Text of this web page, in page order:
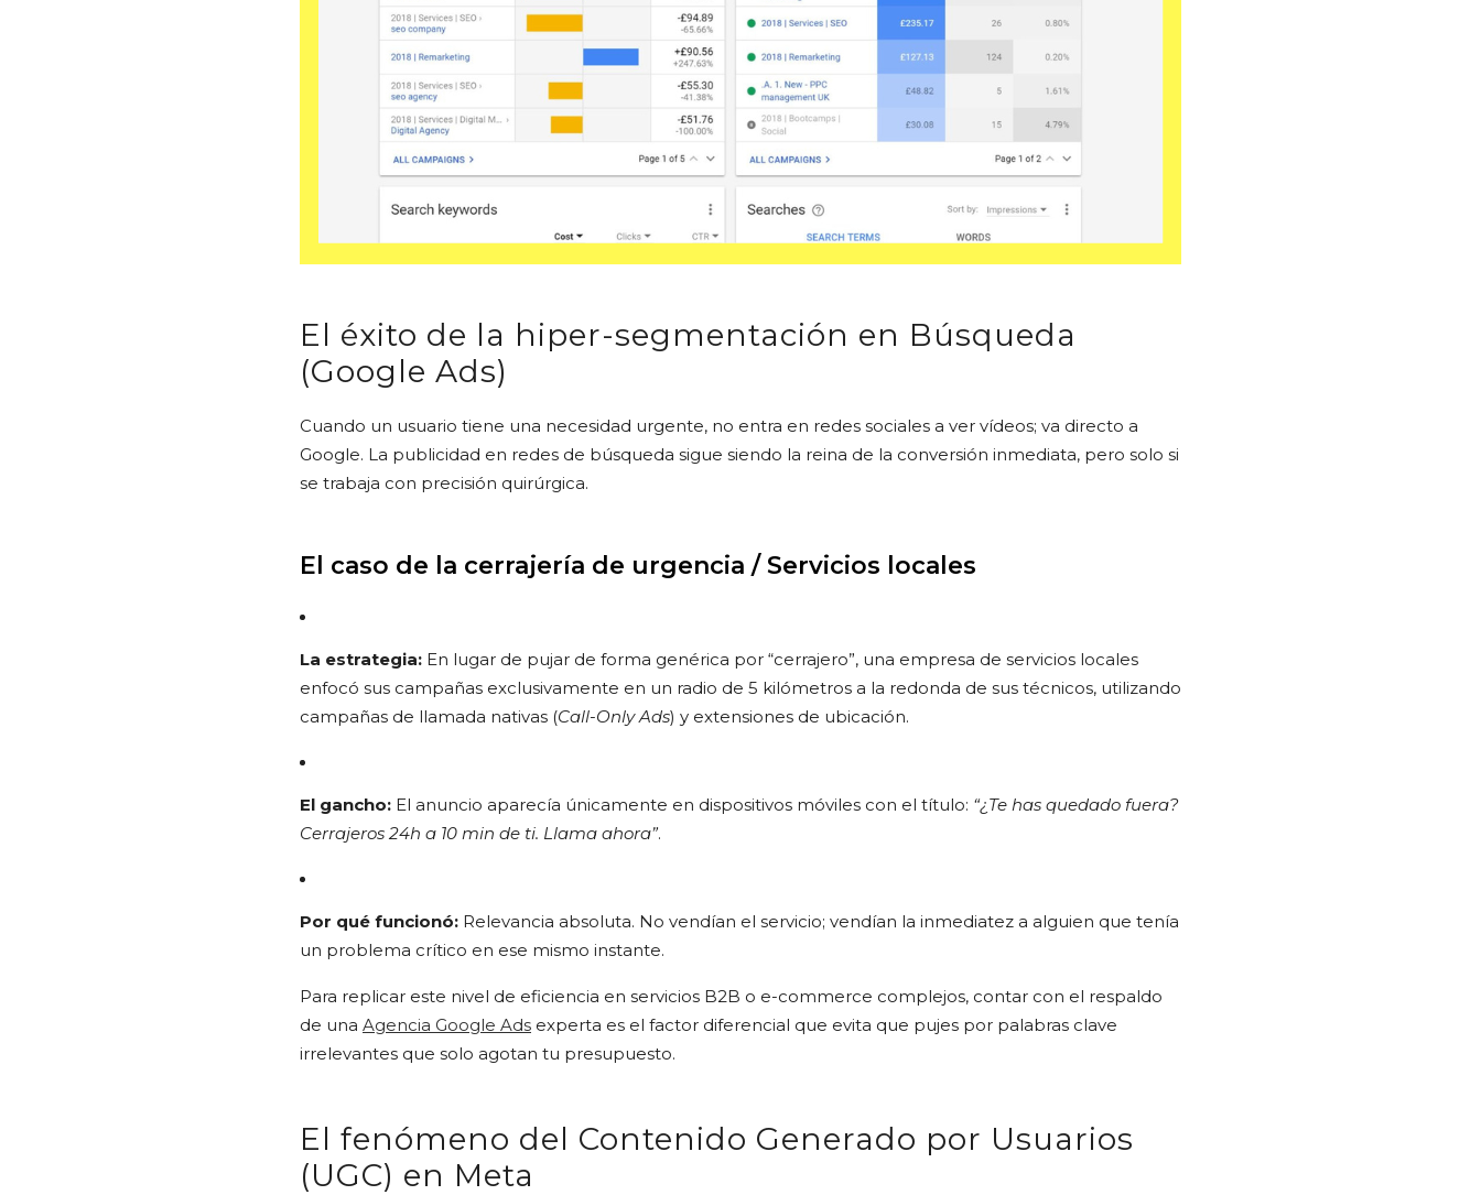
El éxito de la hiper-segmentación en Búsqueda
(Google Ads)
Cuando un usuario tiene una necesidad urgente, no entra en redes sociales a ver vídeos; va directo a
Google. La publicidad en redes de búsqueda sigue siendo la reina de la conversión inmediata, pero solo si
se trabaja con precisión quirúrgica.
El caso de la cerrajería de urgencia / Servicios locales
La estrategia: En lugar de pujar de forma genérica por “cerrajero”, una empresa de servicios locales
enfocó sus campañas exclusivamente en un radio de 5 kilómetros a la redonda de sus técnicos, utilizando
campañas de llamada nativas (Call-Only Ads) y extensiones de ubicación.
El gancho: El anuncio aparecía únicamente en dispositivos móviles con el título: “¿Te has quedado fuera?
Cerrajeros 24h a 10 min de ti. Llama ahora”.
Por qué funcionó: Relevancia absoluta. No vendían el servicio; vendían la inmediatez a alguien que tenía
un problema crítico en ese mismo instante.
Para replicar este nivel de eficiencia en servicios B2B o e-commerce complejos, contar con el respaldo
de una Agencia Google Ads experta es el factor diferencial que evita que pujes por palabras clave
irrelevantes que solo agotan tu presupuesto.
El fenómeno del Contenido Generado por Usuarios
(UGC) en Meta